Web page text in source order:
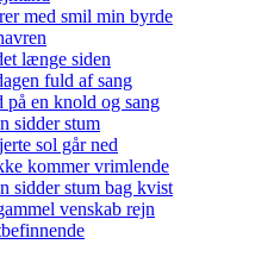
med smil min byrde
længe siden
fuld af sang
på en knold og sang
sidder stum
sol går ned
kommer vrimlende
sidder stum bag kvist
venskab rejn